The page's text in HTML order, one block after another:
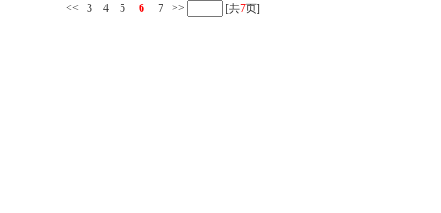
<< 3 4 5 6 7 >> [共7页]